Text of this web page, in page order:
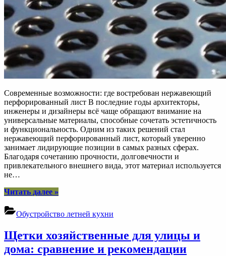
Современные возможности: где востребован нержавеющий
перфорированный лист В последние годы архитекторы,
инженеры и дизайнеры всё чаще обращают внимание на
универсальные материалы, способные сочетать эстетичность
и функциональность. Одним из таких решений стал
нержавеющий перфорированный лист, который уверенно
занимает лидирующие позиции в самых разных сферах.
Благодаря сочетанию прочности, долговечности и
привлекательного внешнего вида, этот материал используется
не…
Читать далее“Нержавеющий
сферы
и
преимущества”
»
Обустройство летней кухни
Щетки хозяйственные для улицы и
дома: сравнение и рекомендации